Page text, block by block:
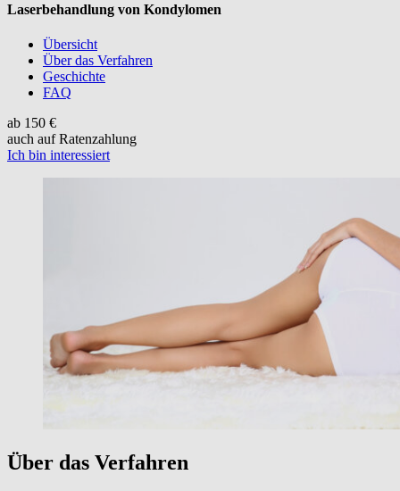
Laserbehandlung von Kondylomen
Übersicht
Über das Verfahren
Geschichte
FAQ
ab 150 €
auch auf Ratenzahlung
Ich bin interessiert
Über das Verfahren